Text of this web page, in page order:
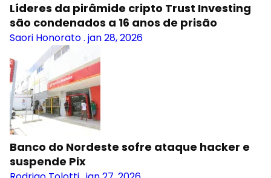
Líderes da pirâmide cripto Trust Investing
são condenados a 16 anos de prisão
Saori Honorato. jan 28, 2026
Banco do Nordeste sofre ataque hacker e
suspende Pix